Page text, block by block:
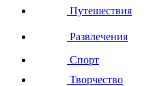
Путешествия
Развлечения
Спорт
Творчество